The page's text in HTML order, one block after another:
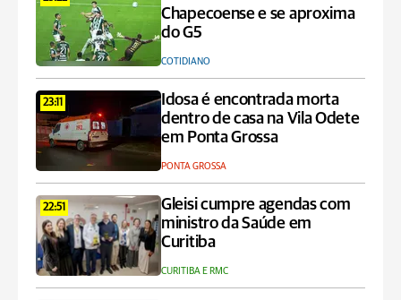
Chapecoense e se aproxima
do G5
COTIDIANO
23:11
Idosa é encontrada morta
dentro de casa na Vila Odete
em Ponta Grossa
PONTA GROSSA
22:51
Gleisi cumpre agendas com
ministro da Saúde em
Curitiba
CURITIBA E RMC